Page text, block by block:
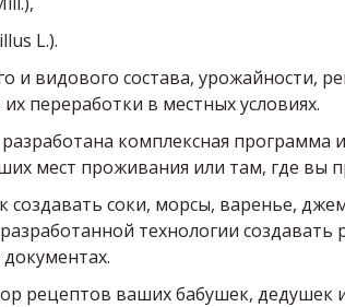
L.).
и видового состава, урожайности,
переработки в местных условиях.
комплексная программа
мест проживания или там, где вы
создавать соки, морсы, варенье,
технологии
рецептов ваших бабушек, дедушек